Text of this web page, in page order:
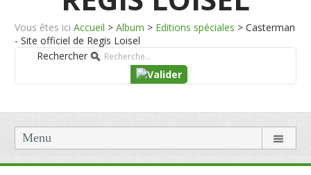
Vous êtes ici Accueil > Album > Editions spéciales > Casterman
- Site officiel de Regis Loisel
Rechercher
Menu